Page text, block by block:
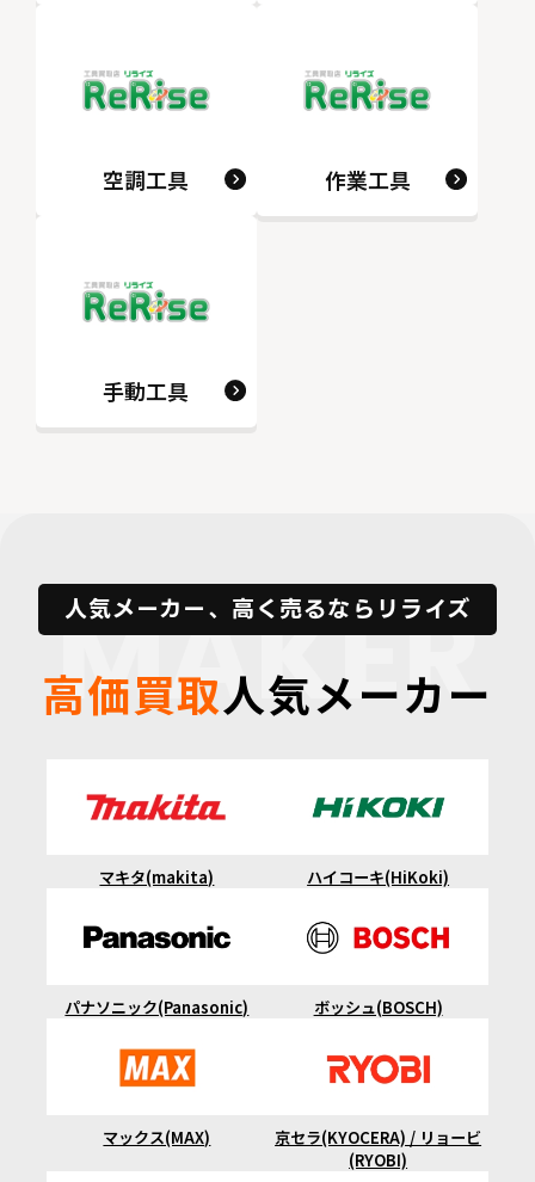
空調工具 作業工具
手動工具
人気メーカー、高く売るならリライズ
高価買取人気メーカー
MAKER
マキタ(makita) ハイコーキ(HiKoki)
パナソニック(Panasonic) ボッシュ(BOSCH)
マックス(MAX)
京セラ(KYOCERA) / リョービ
(RYOBI)